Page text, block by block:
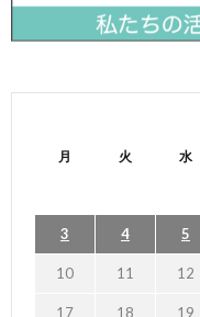
月 火 水
3 4 5
10 11 12
17 18 19